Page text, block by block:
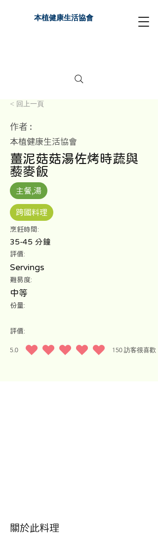
本植健康生活協會
< 回上一頁
作者 :
本植健康生活協會
薑泥菇菇湯佐烤時蔬與
藜麥飯
主餐,湯
跨國料理
​烹飪時間:
35-45 分鐘
評價:
Servings
難易度:
中等
份量:
評價:
5.0 150 訪客很喜歡
平均評等為 5 ，滿分 5 分, ，基於 150 票, 訪客很喜歡
​關於此料理